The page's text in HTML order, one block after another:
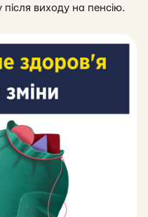
виходу на пенсію.